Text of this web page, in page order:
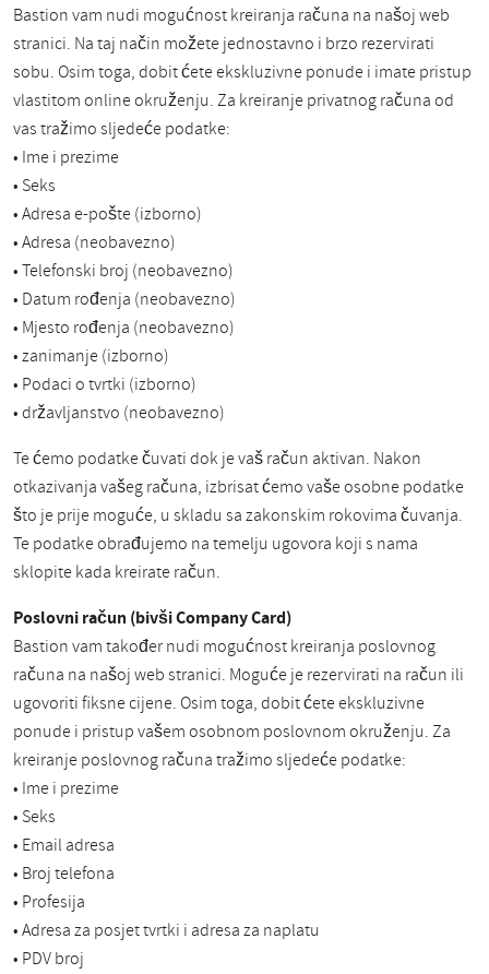
Bastion vam nudi mogućnost kreiranja računa na našoj web
stranici. Na taj način možete jednostavno i brzo rezervirati
sobu. Osim toga, dobit ćete ekskluzivne ponude i imate pristup
vlastitom online okruženju. Za kreiranje privatnog računa od
vas tražimo sljedeće podatke:
• Ime i prezime
• Seks
• Adresa e-pošte (izborno)
• Adresa (neobavezno)
• Telefonski broj (neobavezno)
• Datum rođenja (neobavezno)
• Mjesto rođenja (neobavezno)
• zanimanje (izborno)
• Podaci o tvrtki (izborno)
• državljanstvo (neobavezno)
Te ćemo podatke čuvati dok je vaš račun aktivan. Nakon
otkazivanja vašeg računa, izbrisat ćemo vaše osobne podatke
što je prije moguće, u skladu sa zakonskim rokovima čuvanja.
Te podatke obrađujemo na temelju ugovora koji s nama
sklopite kada kreirate račun.
Poslovni račun (bivši Company Card)
Bastion vam također nudi mogućnost kreiranja poslovnog
računa na našoj web stranici. Moguće je rezervirati na račun ili
ugovoriti fiksne cijene. Osim toga, dobit ćete ekskluzivne
ponude i pristup vašem osobnom poslovnom okruženju. Za
kreiranje poslovnog računa tražimo sljedeće podatke:
• Ime i prezime
• Seks
• Email adresa
• Broj telefona
• Profesija
• Adresa za posjet tvrtki i adresa za naplatu
• PDV broj